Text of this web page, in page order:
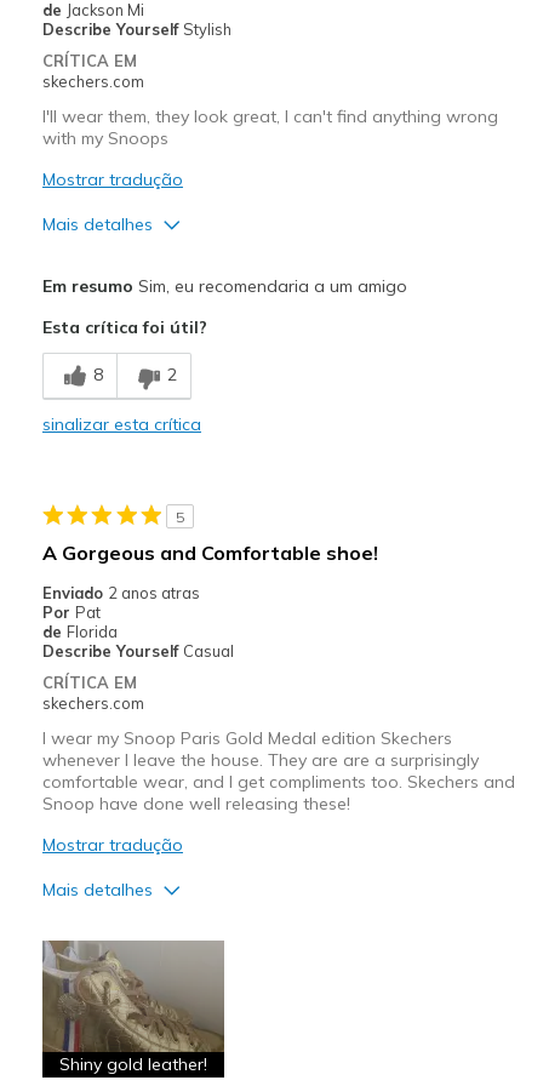
Sizing
I'm Into Shoes
de Jackson Mi
Describe Yourself Stylish
CRÍTICA EM
skechers.com
I'll wear them, they look great, I can't find anything wrong
with my Snoops
Mostrar tradução
Mais detalhes
Breathe Well
Comfortable
Melhores utilizações
Going Out
Special Occasions
Sizing
Feels true to size
View On Shoes
I'm Into Shoes
Em resumo Sim, eu recomendaria a um amigo
Esta crítica foi útil?
8 2
sinalizar esta crítica
5
A Gorgeous and Comfortable shoe!
Enviado 2 anos atras
Por Pat
de Florida
Describe Yourself Casual
CRÍTICA EM
skechers.com
I wear my Snoop Paris Gold Medal edition Skechers
whenever I leave the house. They are are a surprisingly
comfortable wear, and I get compliments too. Skechers and
Snoop have done well releasing these!
Mostrar tradução
Mais detalhes
Attractive Design
Breathe Well
Comfortable
Shiny gold leather!